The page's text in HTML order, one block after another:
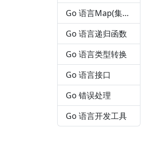
Go 语言Map(集合)
Go 语言递归函数
Go 语言类型转换
Go 语言接口
Go 错误处理
Go 语言开发工具